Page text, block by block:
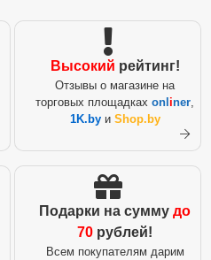
Высокий рейтинг!
Отзывы о магазине на
торговых площадках onl iner,
1K.byи Shop.by
Подарки на сумму до
70 рублей!
Всем покупателям дарим